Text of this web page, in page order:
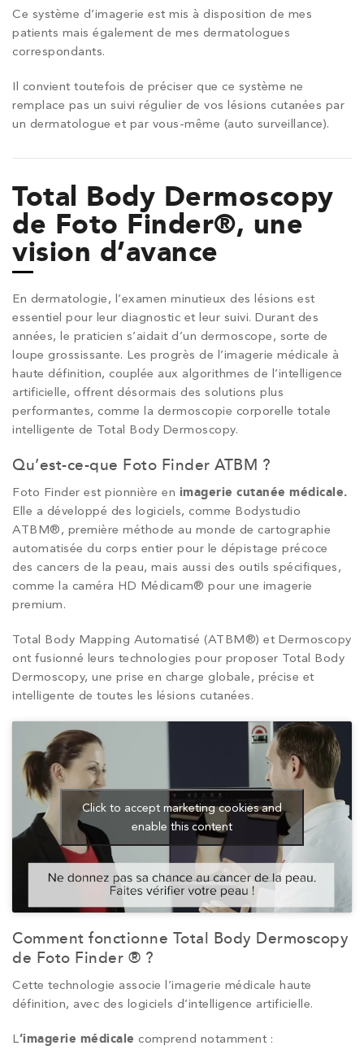
Ce système d’imagerie est mis à disposition de mes
patients mais également de mes dermatologues
correspondants.
Il convient toutefois de préciser que ce système ne
remplace pas un suivi régulier de vos lésions cutanées par
un dermatologue et par vous-même (auto surveillance).
Total Body Dermoscopy
de Foto Finder®, une
vision d’avance
En dermatologie, l’examen minutieux des lésions est
essentiel pour leur diagnostic et leur suivi. Durant des
années, le praticien s’aidait d’un dermoscope, sorte de
loupe grossissante. Les progrès de l’imagerie médicale à
haute définition, couplée aux algorithmes de l’intelligence
artificielle, offrent désormais des solutions plus
performantes, comme la dermoscopie corporelle totale
intelligente de Total Body Dermoscopy.
Qu’est-ce-que Foto Finder ATBM ?
Foto Finder est pionnière en imagerie cutanée médicale.
Elle a développé des logiciels, comme Bodystudio
ATBM®, première méthode au monde de cartographie
automatisée du corps entier pour le dépistage précoce
des cancers de la peau, mais aussi des outils spécifiques,
comme la caméra HD Médicam® pour une imagerie
premium.
Total Body Mapping Automatisé (ATBM®) et Dermoscopy
ont fusionné leurs technologies pour proposer Total Body
Dermoscopy, une prise en charge globale, précise et
intelligente de toutes les lésions cutanées.
Click to accept marketing cookies and
enable this content
Comment fonctionne Total Body Dermoscopy
de Foto Finder ® ?
Cette technologie associe l’imagerie médicale haute
définition, avec des logiciels d’intelligence artificielle.
L’imagerie médicale comprend notamment :